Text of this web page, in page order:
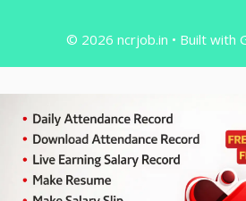
© 2026 ncrjob.in • Built with